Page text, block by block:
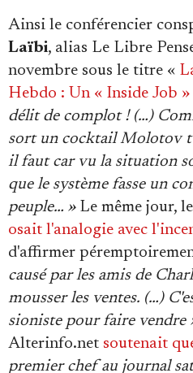
Ainsi le conférencier
Laïbi, alias Le Libre
novembre sous le titre «
Hebdo : Un « Inside Job »
délit de complot ! (…)
sort un cocktail Molotov
il faut car vu la situation
que le système fasse un
peuple… »Le même jour,
osait l'analogie avec
d'affirmer
causé par les amis de
mousser les ventes. (…)
sioniste pour faire vendre
Alterinfo.net soutenait
premier chef au journal